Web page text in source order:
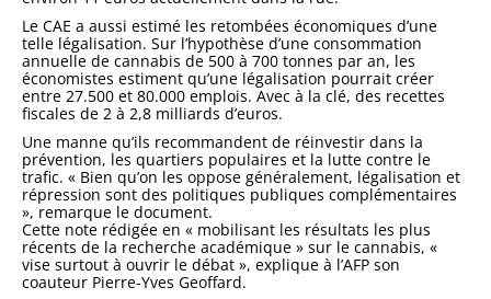
Le CAE a aussi estimé les retombées économiques d’une
telle légalisation. Sur l’hypothèse d’une consommation
annuelle de cannabis de 500 à 700 tonnes par an, les
économistes estiment qu’une légalisation pourrait créer
entre 27.500 et 80.000 emplois. Avec à la clé, des recettes
fiscales de 2 à 2,8 milliards d’euros.
Une manne qu’ils recommandent de réinvestir dans la
prévention, les quartiers populaires et la lutte contre le
trafic. « Bien qu’on les oppose généralement, légalisation et
répression sont des politiques publiques complémentaires
», remarque le document.
Cette note rédigée en « mobilisant les résultats les plus
récents de la recherche académique » sur le cannabis, «
vise surtout à ouvrir le débat », explique à l’AFP son
coauteur Pierre-Yves Geoffard.